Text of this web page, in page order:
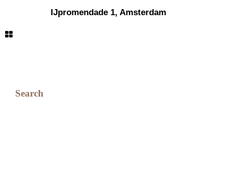
IJpromendade 1, Amsterdam
Search